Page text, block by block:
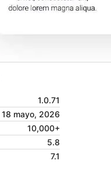
1.0.71
18 mayo, 2026
10,000+
5.8
7.1